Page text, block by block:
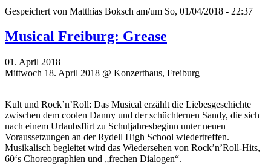
Gespeichert von Matthias Boksch am/um So, 01/04/2018 - 22:37
Musical Freiburg: Grease
01. April 2018
Mittwoch 18. April 2018 @ Konzerthaus, Freiburg
Kult und Rock’n’Roll: Das Musical erzählt die Liebesgeschichte
zwischen dem coolen Danny und der schüchternen Sandy, die sich
nach einem Urlaubsflirt zu Schuljahresbeginn unter neuen
Voraussetzungen an der Rydell High School wiedertreffen.
Musikalisch begleitet wird das Wiedersehen von Rock’n’Roll-Hits,
60‘s Choreographien und „frechen Dialogen“.